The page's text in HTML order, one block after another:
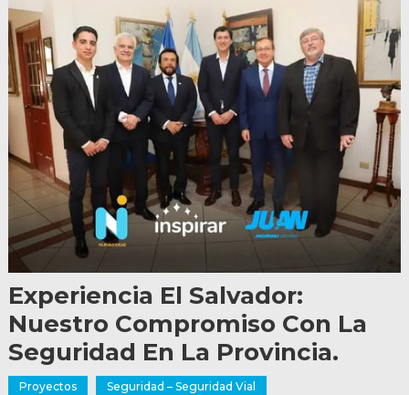
Experiencia El Salvador:
Nuestro Compromiso Con La
Seguridad En La Provincia.
Proyectos Seguridad – Seguridad Vial